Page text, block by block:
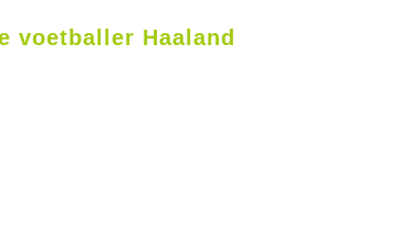
voetballer Haaland